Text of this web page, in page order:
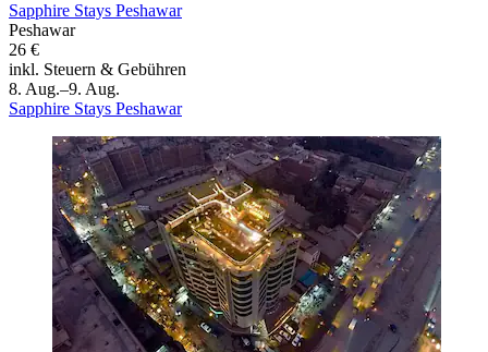
Sapphire Stays Peshawar
Peshawar
26 €
inkl. Steuern & Gebühren
8. Aug.–9. Aug.
Sapphire Stays Peshawar